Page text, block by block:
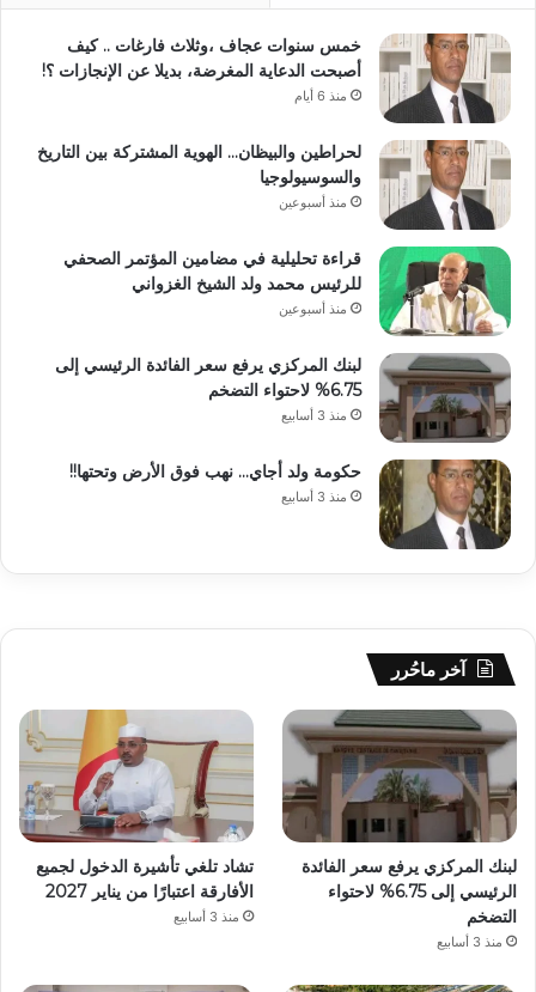
خمس سنوات عجاف ،وثلاث فارغات .. كيف
أصبحت الدعاية المغرضة، بديلا عن الإنجازات ؟!
منذ 6 أيام
لحراطين والبيظان… الهوية المشتركة بين التاريخ
والسوسيولوجيا
منذ أسبوعين
قراءة تحليلية في مضامين المؤتمر الصحفي
للرئيس محمد ولد الشيخ الغزواني
منذ أسبوعين
لبنك المركزي يرفع سعر الفائدة الرئيسي إلى
6.75% لاحتواء التضخم
منذ 3 أسابيع
حكومة ولد أجاي… نهب فوق الأرض وتحتها!!
منذ 3 أسابيع
آخر ماحُرر
لبنك المركزي يرفع سعر الفائدة
الرئيسي إلى 6.75% لاحتواء
التضخم
منذ 3 أسابيع
تشاد تلغي تأشيرة الدخول لجميع
الأفارقة اعتبارًا من يناير 2027
منذ 3 أسابيع